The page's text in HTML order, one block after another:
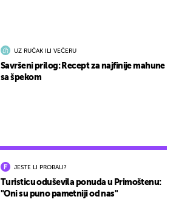
JESTE LI PROBALI?
Turisticu oduševila ponuda u Primoštenu:
"Oni su puno pametniji od nas"
UZ RUČAK ILI VEČERU
Savršeni prilog: Recept za najfinije mahune
sa špekom